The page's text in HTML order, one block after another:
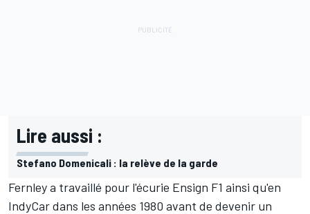
Lire aussi :
Stefano Domenicali : la relève de la garde
Fernley a travaillé pour l'écurie Ensign F1 ainsi qu'en
IndyCar dans les années 1980 avant de devenir un